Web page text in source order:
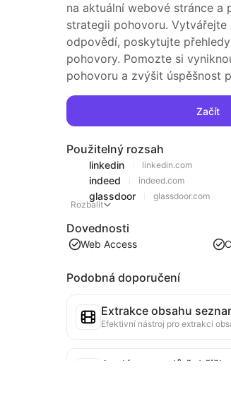
na aktuální webové stránce a
strategii pohovoru. Vytvářejte
odpovědí, poskytujte
pohovory. Pomozte si
pohovoru a zvýšit úspěšnost
Začít
Použitelný rozsah
linkedin linkedin.com
indeed indeed.com
glassdoor
glassdoor.com
Rozbalit
Dovednosti
Web Access
Podobná doporučení
Extrakce obsahu
Analýza trendů žebříčku